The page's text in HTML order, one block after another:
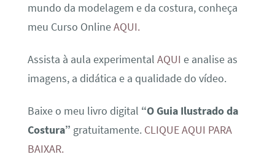
mundo da modelagem e da costura, conheça
meu Curso OnlineAQUI.
Assista à aula experimental AQUI e analise as
imagens, a didática e a qualidade do vídeo.
Baixe o meu livro digital “O Guia Ilustrado da
Costura” gratuitamente. CLIQUE AQUI PARA
BAIXAR.